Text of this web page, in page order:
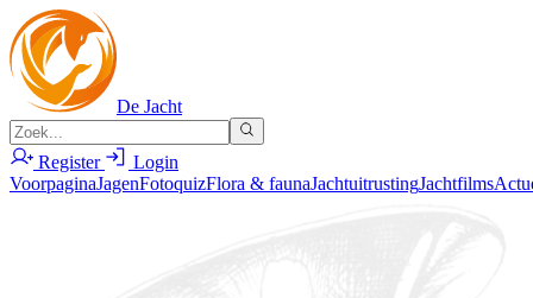
De Jacht
Register
Login
VoorpaginaJagenFotoquizFlora & faunaJachtuitrustingJachtfilms